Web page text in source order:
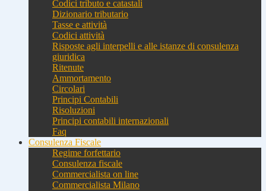
Codici tributo e catastali
Dizionario tributario
Tasse e attività
Codici attività
Risposte agli interpelli e alle istanze di consulenza
giuridica
Ritenute
Ammortamento
Circolari
Principi Contabili
Risoluzioni
Principi contabili internazionali
Faq
Consulenza Fiscale
Regime forfettario
Consulenza fiscale
Commercialista on line
Commercialista Milano